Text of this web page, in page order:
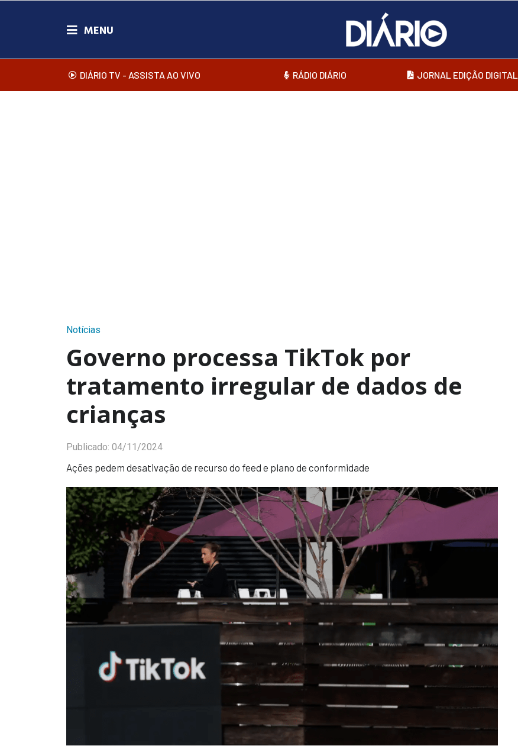
DIÁRIO TV - ASSISTA AO VIVO RÁDIO DIÁRIO JORNAL EDIÇÃO DIGITAL
Notícias
Governo processa TikTok por
tratamento irregular de dados de
crianças
Publicado: 04/11/2024
Ações pedem desativação de recurso do feed e plano de conformidade